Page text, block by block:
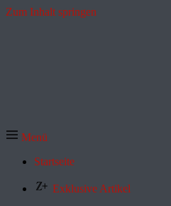
Zum Inhalt springen
Menü
Startseite
Exklusive Artikel